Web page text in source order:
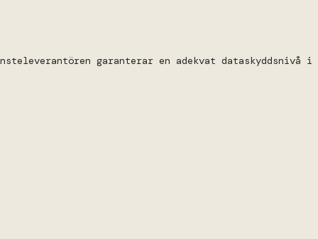
garanterar en adekvat dataskyddsnivå i